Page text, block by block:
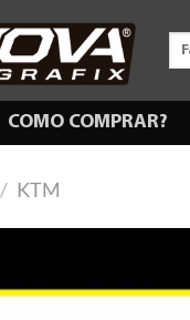
COMO COMPRAR?
/ KTM